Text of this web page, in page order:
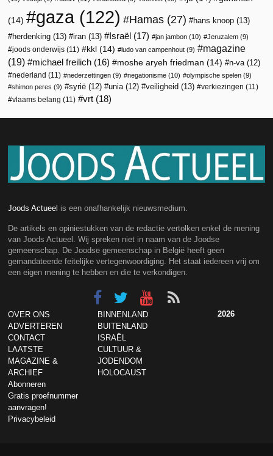
(14) gaza(122) Hamas (27) hans knoop (13)
herdenking (13) iran (13) Israël (17) jan jambon (10) Jeruzalem (9)
joods onderwijs (11) kkl (14) ludo van campenhout (9)
magazine
(19)
michael freilich (16) moshe aryeh friedman (14) n-va(12)
nederland (11) nederzettingen (9) negationisme (10) olympische spelen (9)
shimon peres (9) syrië (12) unia(12) veiligheid (13) verkiezingen (11)
vlaams belang (11) vrt (18)
Joods Actueel is een onafhankelijk nieuwsmedium.
De artikels en opiniestukken van de redactie vertolken enkel de mening
van Joods Actueel. Wij spreken niet in naam van de Joodse
gemeenschap. De Joodse gemeenschap in België heeft geen
gemandateerde feitelijke vertegenwoordiging. Het staat iedereen vrij om
een eigen mening te hebben en die te verkondigen.
OVER ONS
ADVERTEREN
CONTACT
LAATSTE
MAGAZINE &
ARCHIEF
Abonneren
Gratis proefnummer
aanvragen!
Privacybeleid
BINNENLAND
BUITENLAND
ISRAËL
CULTUUR &
JODENDOM
HOLOCAUST
2026